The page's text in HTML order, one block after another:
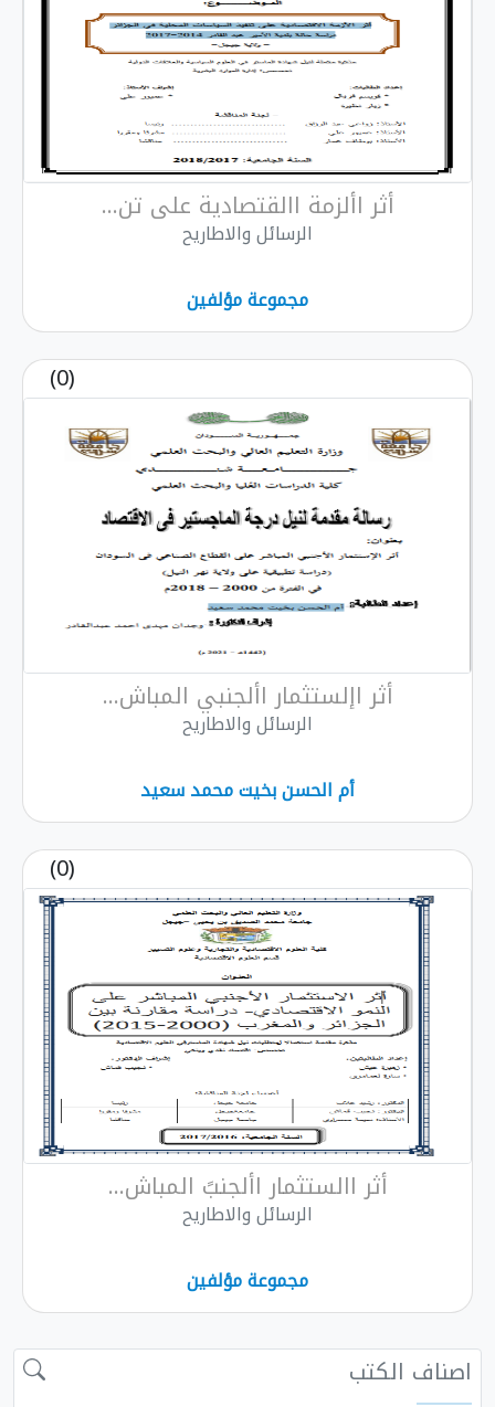
أثر األزمة االقتصادية على تن...
الرسائل والاطاريح
مجموعة مؤلفين
أثر اإلستثمار األجنبي المباش...
الرسائل والاطاريح
أم الحسن بخيت محمد سعيد
أثر االستثمار األجنبً المباش...
الرسائل والاطاريح
مجموعة مؤلفين